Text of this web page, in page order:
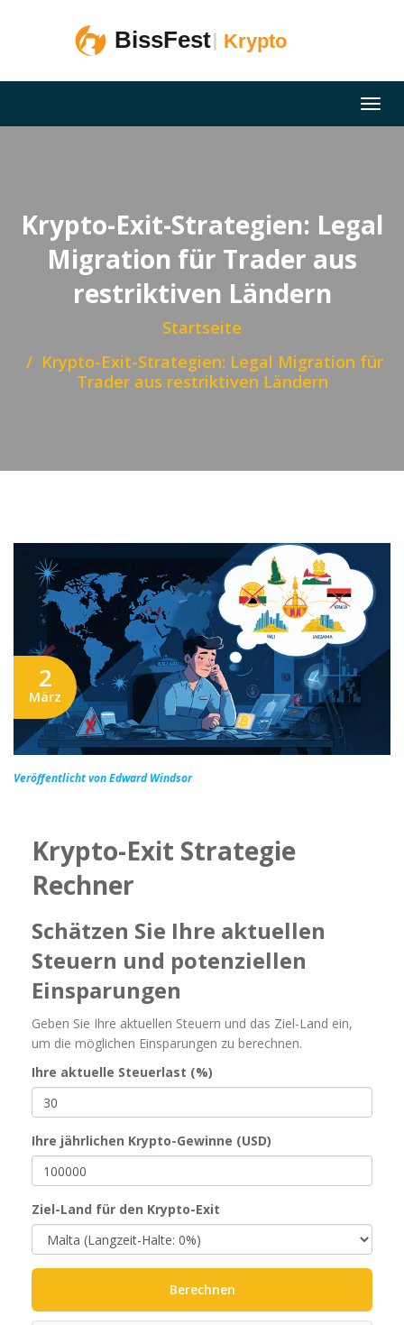
Krypto-Exit-Strategien: Legal
Migration für Trader aus
restriktiven Ländern
Startseite
Krypto-Exit-Strategien: Legal Migration für
Trader aus restriktiven Ländern
2
März
Veröffentlicht von Edward Windsor
Krypto-Exit Strategie
Rechner
Schätzen Sie Ihre aktuellen
Steuern und potenziellen
Einsparungen
Geben Sie Ihre aktuellen Steuern und das Ziel-Land ein,
um die möglichen Einsparungen zu berechnen.
Ihre aktuelle Steuerlast (%)
Ihre jährlichen Krypto-Gewinne (USD)
Ziel-Land für den Krypto-Exit
Berechnen